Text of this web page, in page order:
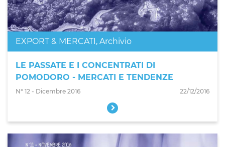
EXPORT & MERCATI, Archivio
LE PASSATE E I CONCENTRATI DI
POMODORO - MERCATI E TENDENZE
N° 12 - Dicembre 2016 22/12/2016